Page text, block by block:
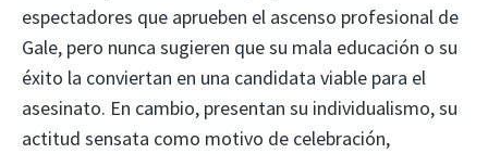
espectadores que aprueben el ascenso profesional de
Gale, pero nunca sugieren que su mala educación o su
éxito la conviertan en una candidata viable para el
asesinato. En cambio, presentan su individualismo, su
actitud sensata como motivo de celebración,